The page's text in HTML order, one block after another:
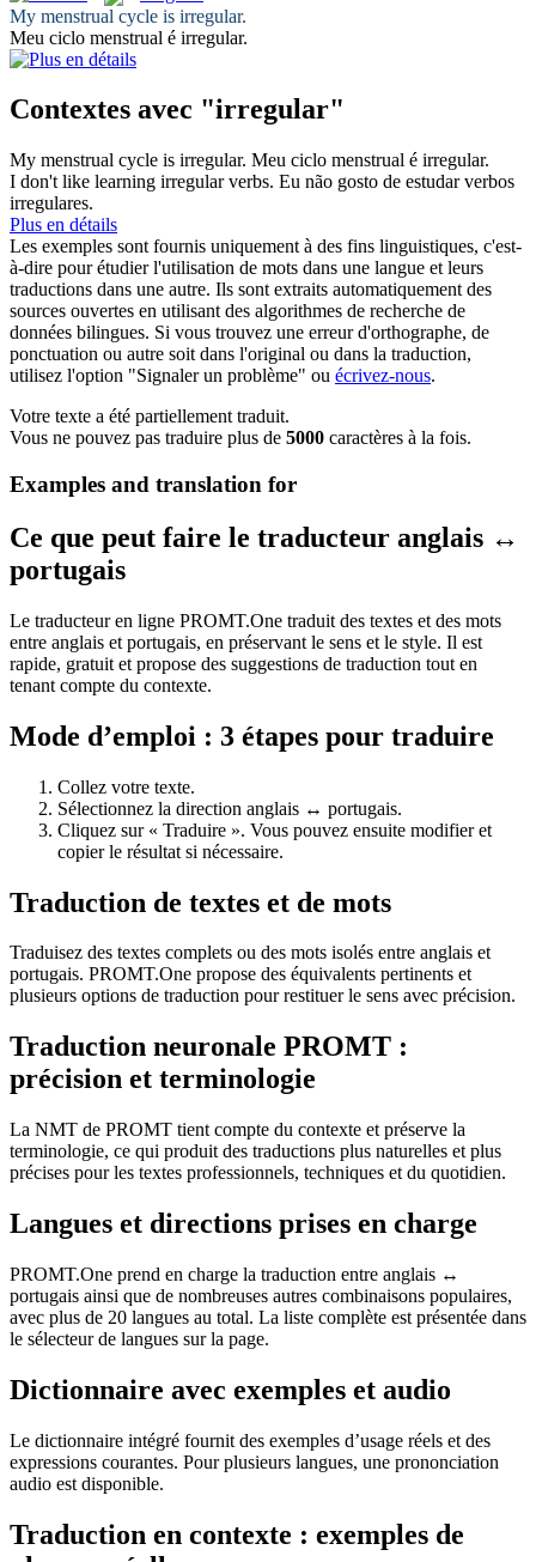
My menstrual cycle is irregular.
Meu ciclo menstrual é irregular.
Contextes avec "irregular"
My menstrual cycle is irregular. Meu ciclo menstrual é irregular.
I don't like learning irregularverbs. Eu não gosto de estudar verbos
irregulares.
Plus en détails
Les exemples sont fournis uniquement à des fins linguistiques, c'est-
à-dire pour étudier l'utilisation de mots dans une langue et leurs
traductions dans une autre. Ils sont extraits automatiquement des
sources ouvertes en utilisant des algorithmes de recherche de
données bilingues. Si vous trouvez une erreur d'orthographe, de
ponctuation ou autre soit dans l'original ou dans la traduction,
utilisez l'option "Signaler un problème" ou écrivez-nous.
Votre texte a été partiellement traduit.
Vous ne pouvez pas traduire plus de 5000 caractères à la fois.
Examples and translation for
Ce que peut faire le traducteur anglais ↔
portugais
Le traducteur en ligne PROMT.One traduit des textes et des mots
entre anglais et portugais, en préservant le sens et le style. Il est
rapide, gratuit et propose des suggestions de traduction tout en
tenant compte du contexte.
Mode d’emploi : 3 étapes pour traduire
Collez votre texte.
Sélectionnez la direction anglais ↔ portugais.
Cliquez sur « Traduire ». Vous pouvez ensuite modifier et
copier le résultat si nécessaire.
Traduction de textes et de mots
Traduisez des textes complets ou des mots isolés entre anglais et
portugais. PROMT.One propose des équivalents pertinents et
plusieurs options de traduction pour restituer le sens avec précision.
Traduction neuronale PROMT :
précision et terminologie
La NMT de PROMT tient compte du contexte et préserve la
terminologie, ce qui produit des traductions plus naturelles et plus
précises pour les textes professionnels, techniques et du quotidien.
Langues et directions prises en charge
PROMT.One prend en charge la traduction entre anglais ↔
portugais ainsi que de nombreuses autres combinaisons populaires,
avec plus de 20 langues au total. La liste complète est présentée dans
le sélecteur de langues sur la page.
Dictionnaire avec exemples et audio
Le dictionnaire intégré fournit des exemples d’usage réels et des
expressions courantes. Pour plusieurs langues, une prononciation
audio est disponible.
Traduction en contexte : exemples de